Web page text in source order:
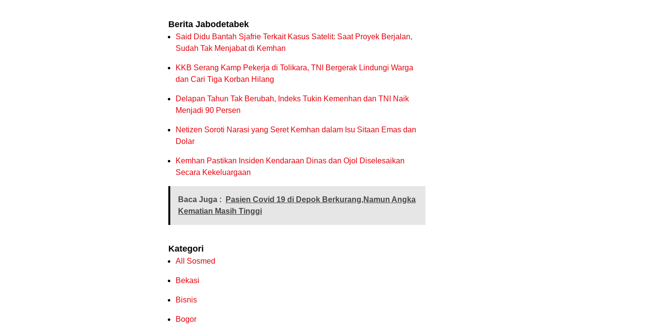
Berita Jabodetabek
Said Didu Bantah Sjafrie Terkait Kasus Satelit: Saat Proyek Berjalan,
Sudah Tak Menjabat di Kemhan
KKB Serang Kamp Pekerja di Tolikara, TNI Bergerak Lindungi Warga
dan Cari Tiga Korban Hilang
Delapan Tahun Tak Berubah, Indeks Tukin Kemenhan dan TNI Naik
Menjadi 90 Persen
Netizen Soroti Narasi yang Seret Kemhan dalam Isu Sitaan Emas dan
Dolar
Kemhan Pastikan Insiden Kendaraan Dinas dan Ojol Diselesaikan
Secara Kekeluargaan
Baca Juga :
Pasien Covid 19 di Depok Berkurang,Namun Angka
Kematian Masih Tinggi
Kategori
All Sosmed
Bekasi
Bisnis
Bogor